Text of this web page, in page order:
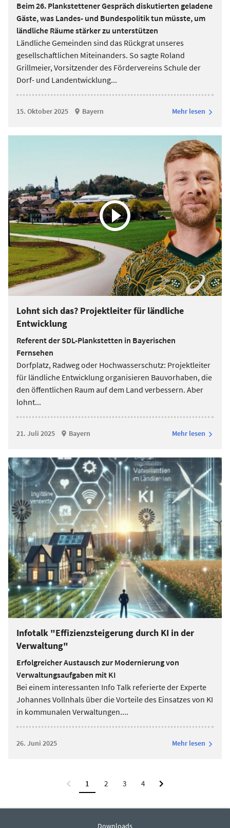
Beim 26. Plankstettener Gespräch diskutierten geladene
Gäste, was Landes- und Bundespolitik tun müsste, um
ländliche Räume stärker zu unterstützen
Ländliche Gemeinden sind das Rückgrat unseres
gesellschaftlichen Miteinanders. So sagte Roland
Grillmeier, Vorsitzender des Fördervereins Schule der
Dorf- und Landentwicklung...
15. Oktober 2025 Bayern Mehr lesen
Lohnt sich das? Projektleiter für ländliche
Entwicklung
Referent der SDL-Plankstetten in Bayerischen
Fernsehen
Dorfplatz, Radweg oder Hochwasserschutz: Projektleiter
für ländliche Entwicklung organisieren Bauvorhaben, die
den öffentlichen Raum auf dem Land verbessern. Aber
lohnt...
21. Juli 2025 Bayern Mehr lesen
Infotalk "Effizienzsteigerung durch KI in der
Verwaltung"
Erfolgreicher Austausch zur Modernierung von
Verwaltungsaufgaben mit KI
Bei einem interessanten Info Talk referierte der Experte
Johannes Vollnhals über die Vorteile des Einsatzes von KI
in kommunalen Verwaltungen....
26. Juni 2025 Mehr lesen
1 2 3 4
Downloads